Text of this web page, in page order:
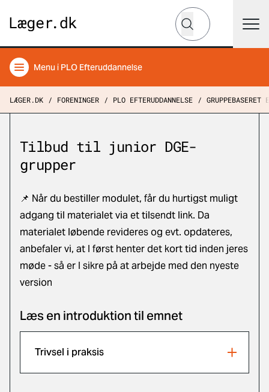
Hvad leder du efter?
Søg
Menu i PLO Efteruddannelse
LÆGER.DK FORENINGER PLO EFTERUDDANNELSE GRUPPEBASERET
Tilbud til junior DGE-
grupper
📌 Når du bestiller modulet, får du hurtigst muligt
adgang til materialet via et tilsendt link. Da
materialet løbende revideres og evt. opdateres,
anbefaler vi, at I først henter det kort tid inden jeres
møde - så er I sikre på at arbejde med den nyeste
version
Læs en introduktion til emnet
Trivsel i praksis